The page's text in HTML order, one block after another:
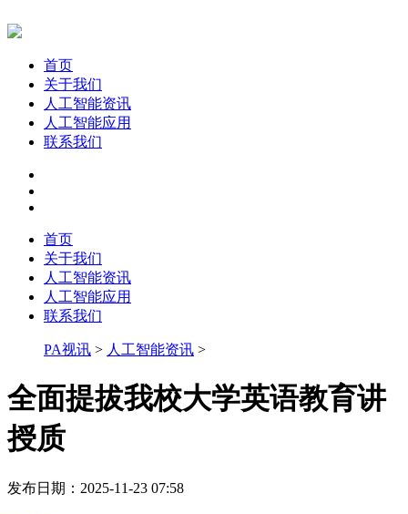
首页
关于我们
人工智能资讯
人工智能应用
联系我们
首页
关于我们
人工智能资讯
人工智能应用
联系我们
PA视讯 > 人工智能资讯 >
全面提拔我校大学英语教育讲
授质
发布日期：2025-11-23 07:58